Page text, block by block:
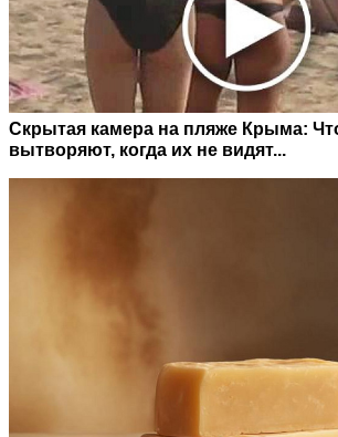
Скрытая камера на пляже Крыма:
вытворяют, когда их не видят...